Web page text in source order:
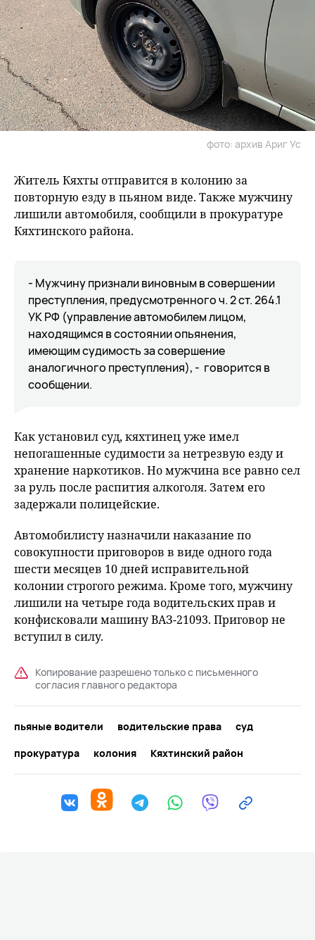
фото: архив Ариг Ус
Житель Кяхты отправится в колонию за
повторную езду в пьяном виде. Также мужчину
лишили автомобиля, сообщили в прокуратуре
Кяхтинского района.
- Мужчину признали виновным в совершении
преступления, предусмотренного ч. 2 ст. 264.1
УК РФ (управление автомобилем лицом,
находящимся в состоянии опьянения,
имеющим судимость за совершение
аналогичного преступления), - говорится в
сообщении.
Как установил суд, кяхтинец уже имел
непогашенные судимости за нетрезвую езду и
хранение наркотиков. Но мужчина все равно сел
за руль после распития алкоголя. Затем его
задержали полицейские.
Автомобилисту назначили наказание по
совокупности приговоров в виде одного года
шести месяцев 10 дней исправительной
колонии строгого режима. Кроме того, мужчину
лишили на четыре года водительских прав и
конфисковали машину ВАЗ-21093. Приговор не
вступил в силу.
Копирование разрешено только с письменного
согласия главного редактора
пьяные водители водительские права
суд
прокуратура
колония Кяхтинский район